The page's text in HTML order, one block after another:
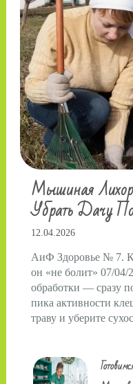
Мышиная
Убрать Дачу
12.04.2026
АиФ Здоровье № 7.
он «не болит» 07/
обработки — сразу
пика активности
траву и уберите